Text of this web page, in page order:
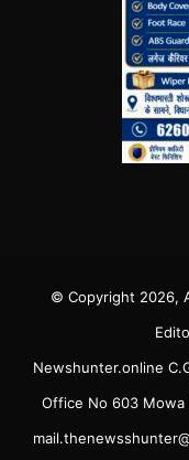
© Copyright 2026,
Newshunter.online
Office No 603 Mowa